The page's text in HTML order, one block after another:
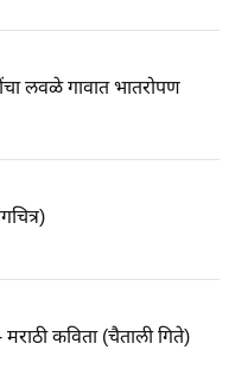
लवळे गावात भातरोपण
कविता (चैताली गिते)